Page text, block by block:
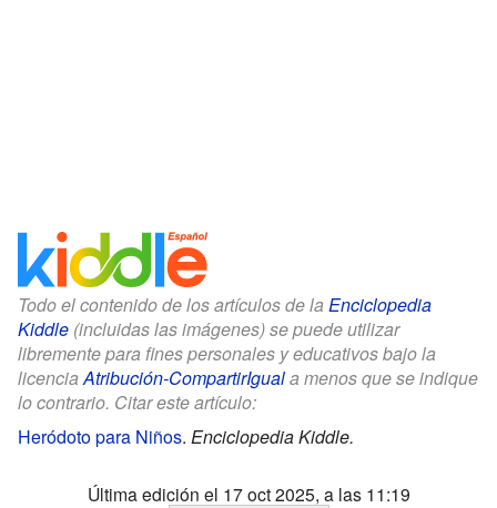
Todo el contenido de los artículos de la Enciclopedia
Kiddle (incluidas las imágenes) se puede utilizar
libremente para fines personales y educativos bajo la
licenciaAtribución-CompartirIguala menos que se indique
lo contrario. Citar este artículo:
Heródoto para Niños. Enciclopedia Kiddle.
Última edición el 17 oct 2025, a las 11:19